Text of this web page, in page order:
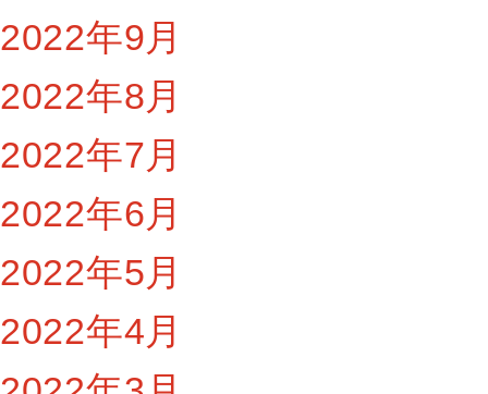
2022年9月
2022年8月
2022年7月
2022年6月
2022年5月
2022年4月